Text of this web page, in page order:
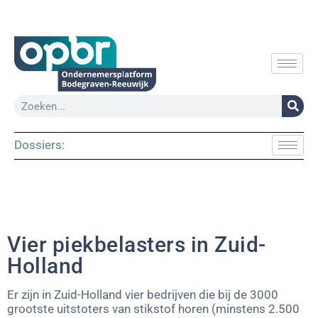
Dossiers:
Vier piekbelasters in Zuid-
Holland
Er zijn in Zuid-Holland vier bedrijven die bij de 3000
grootste uitstoters van stikstof horen (minstens 2.500